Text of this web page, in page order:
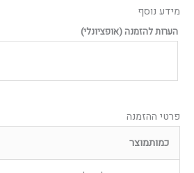
מידע נוסף
הערות להזמנה(אופציונלי)
פרטי ההזמנה
מוצרכמות